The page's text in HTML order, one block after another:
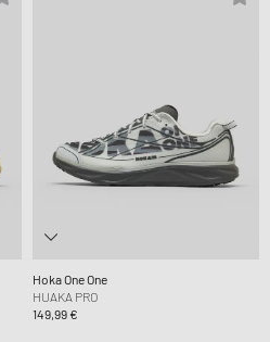
Hoka One One
HUAKA PRO
149,99 €